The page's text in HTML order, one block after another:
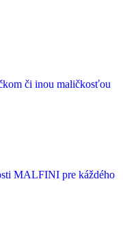
či inou maličkosťou
MALFINI pre káždého